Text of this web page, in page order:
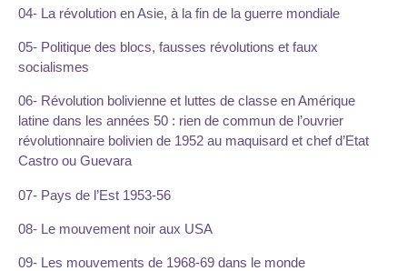
04- La révolution en Asie, à la fin de la guerre mondiale
05- Politique des blocs, fausses révolutions et faux
socialismes
06- Révolution bolivienne et luttes de classe en Amérique
latine dans les années 50 : rien de commun de l’ouvrier
révolutionnaire bolivien de 1952 au maquisard et chef d’Etat
Castro ou Guevara
07- Pays de l’Est 1953-56
08- Le mouvement noir aux USA
09- Les mouvements de 1968-69 dans le monde